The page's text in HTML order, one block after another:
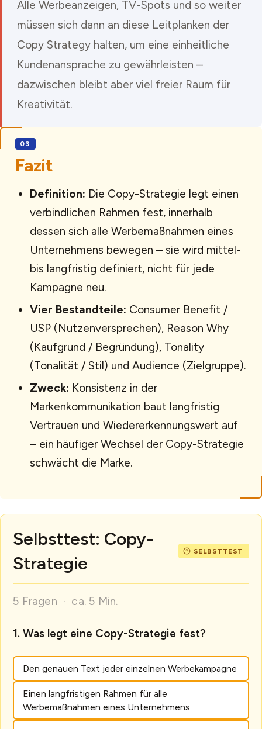
Alle Werbeanzeigen, TV-Spots und so weiter
müssen sich dann an diese Leitplanken der
Copy Strategy halten, um eine einheitliche
Kundenansprache zu gewährleisten –
dazwischen bleibt aber viel freier Raum für
Kreativität.
Fazit
Definition: Die Copy-Strategie legt einen
verbindlichen Rahmen fest, innerhalb
dessen sich alle Werbemaßnahmen eines
Unternehmens bewegen – sie wird mittel-
bis langfristig definiert, nicht für jede
Kampagne neu.
Vier Bestandteile: Consumer Benefit /
USP (Nutzenversprechen), Reason Why
(Kaufgrund / Begründung), Tonality
(Tonalität / Stil) und Audience (Zielgruppe).
Zweck: Konsistenz in der
Markenkommunikation baut langfristig
Vertrauen und Wiedererkennungswert auf
– ein häufiger Wechsel der Copy-Strategie
schwächt die Marke.
Selbsttest: Copy-
Strategie
5 Fragen · ca. 5 Min.
Was legt eine Copy-Strategie fest?
Den genauen Text jeder einzelnen Werbekampagne
Einen langfristigen Rahmen für alle
Werbemaßnahmen eines Unternehmens